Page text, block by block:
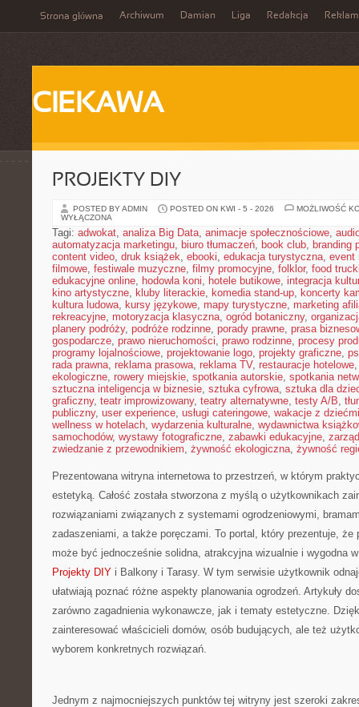
Strona główna Archiwum Damian Liga Redakcja
CIEKAWA
PROJEKTY DIY
POSTED BY ADMIN POSTED ON KWI - 5 - 2026
MOŻLIWOŚĆ
WYŁĄCZONA
Tagi: adwokat, analiza Big Data, animacje społecznościowe,
automatyzacja marketingu, biuro tłumaczeń, book club, branding
content video, druk książek, ebooki, edukacja turystyczna, event
filmowe, festiwale muzyczne, filmy promocyjne, folklor, food
edukacyjne online, hodowla koni, hotele butikowe, integracja
kino artystyczne, kluby literackie, komedia stand-up, koncerty
kultura ludowa, kursy językowe, mapy turystyczne, marketing
rekreacyjne, motoryzacja klasyczna, ogród botaniczny,
planery podróży, podróże rodzinne, porady prawne, prasa
gospodarcze, prawo nieruchomości, prawo rodzinne, procesy
programy lojalnościowe, projektowanie logo, projekty graficzne,
rada prawna, reklama prasowa, reklama TV, restauracje hotelowe
ekologiczne, rowery miejskie, spotkania autorskie, spotkania
sztuczna inteligencja w biznesie, sztuka cyfrowa, sztuka dla
graficzny, teatr improwizowany, teatry alternatywne, testy A/B,
publiczny, user experience, usługi cateringowe, wakacje z dziećmi
wellness w hotelach, wydarzenia kulturalne, wydawnictwa
samochodów, wystawy fotograficzne, zabawki edukacyjne,
zwiedzanie z przewodnikiem, żywność ekologiczna, żywność
Prezentowana witryna internetowa to przestrzeń, w którym
estetyką. Całość została stworzona z myślą o użytkownikach
rozwiązaniami związanych z systemami ogrodzeniowymi,
zadaszeniami, a także poręczami. To portal, który prezentuje, że
może być jednocześnie solidna, atrakcyjna wizualnie i wygodna
Projekty DIY i Balkony i Tarasy. W tym serwisie użytkownik
ułatwiają poznać różne aspekty planowania ogrodzeń. Artykuły
zarówno zagadnienia wykonawcze, jak i tematy estetyczne.
zainteresować właścicieli domów, osób budujących, ale też
wyborem konkretnych rozwiązań.
Jednym z najmocniejszych punktów tej witryny jest szeroki